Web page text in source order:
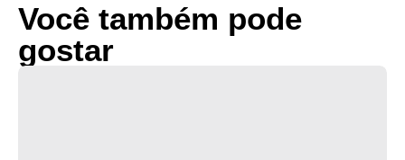
Você também pode
gostar